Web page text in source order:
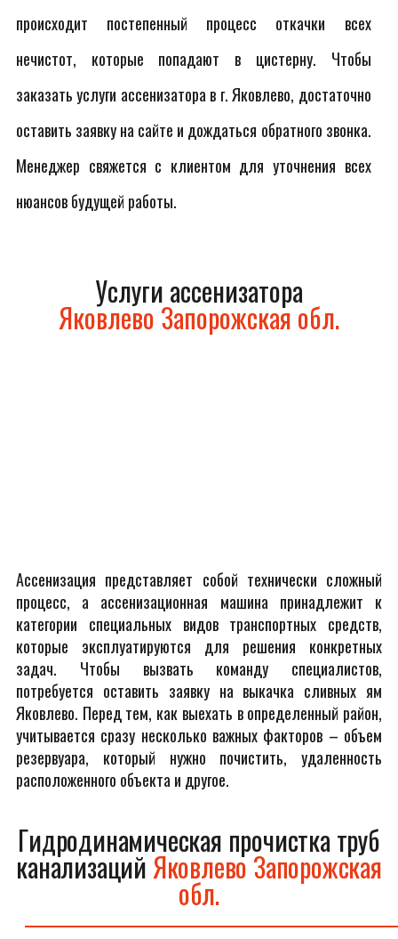
происходит постепенный процесс откачки всех
нечистот, которые попадают в цистерну. Чтобы
заказать услуги ассенизатора в г. Яковлево, достаточно
оставить заявку на сайте и дождаться обратного звонка.
Менеджер свяжется с клиентом для уточнения всех
нюансов будущей работы.
Услуги ассенизатора
Яковлево Запорожская обл.
Ассенизация представляет собой технически сложный
процесс, а ассенизационная машина принадлежит к
категории специальных видов транспортных средств,
которые эксплуатируются для решения конкретных
задач. Чтобы вызвать команду специалистов,
потребуется оставить заявку на выкачка сливных ям
Яковлево. Перед тем, как выехать в определенный район,
учитывается сразу несколько важных факторов – объем
резервуара, который нужно почистить, удаленность
расположенного объекта и другое.
Гидродинамическая прочистка труб
канализацийЯковлево Запорожская
обл.